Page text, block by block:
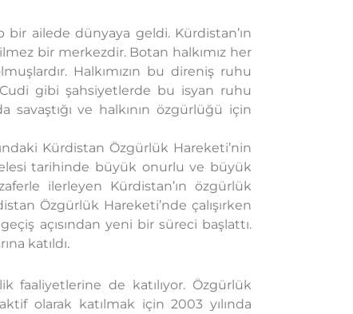
bir ailede dünyaya geldi. Kürdistan’ın
bir merkezdir. Botan halkımız her
Halkımızın bu direniş ruhu
Cudi gibi şahsiyetlerde bu isyan ruhu
ve halkının özgürlüğü için
Kürdistan Özgürlük Hareketi’nin
tarihinde büyük onurlu ve büyük
ilerleyen Kürdistan’ın özgürlük
Özgürlük Hareketi’nde çalışırken
açısından yeni bir süreci başlattı.
katıldı.
faaliyetlerine de katılıyor. Özgürlük
olarak katılmak için 2003 yılında